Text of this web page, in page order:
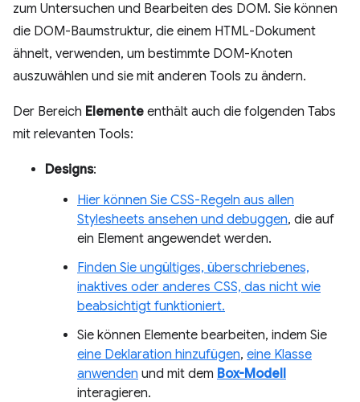
zum Untersuchen und Bearbeiten des DOM. Sie können
die DOM-Baumstruktur, die einem HTML-Dokument
ähnelt, verwenden, um bestimmte DOM-Knoten
auszuwählen und sie mit anderen Tools zu ändern.
Der Bereich Elemente enthält auch die folgenden Tabs
mit relevanten Tools:
Designs:
Hier können Sie CSS-Regeln aus allen
Stylesheets ansehen und debuggen, die auf
ein Element angewendet werden.
Finden Sie ungültiges, überschriebenes,
inaktives oder anderes CSS, das nicht wie
beabsichtigt funktioniert.
Sie können Elemente bearbeiten, indem Sie
eine Deklaration hinzufügen, eine Klasse
anwenden und mit dem Box-Modell
interagieren.